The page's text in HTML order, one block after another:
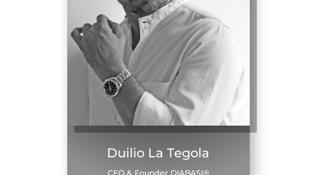
Duilio La Tegola
CEO & Founder DIABASI®